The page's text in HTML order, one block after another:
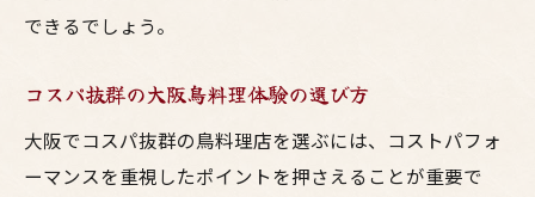
できるでしょう。
コスパ抜群の大阪鳥料理体験の選び方
大阪でコスパ抜群の鳥料理店を選ぶには、コストパフォ
ーマンスを重視したポイントを押さえることが重要で